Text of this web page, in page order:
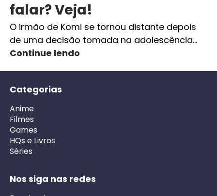
falar? Veja!
O irmão de Komi se tornou distante depois
de uma decisão tomada na adolescência…
Continue lendo
Categorias
Anime
Filmes
Games
HQs e Livros
Séries
Nos siga nas redes